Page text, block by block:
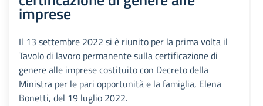
imprese
Il 13 settembre 2022 si è riunito per la prima volta il
Tavolo di lavoro permanente sulla certificazione di
genere alle imprese costituito con Decreto della
Ministra per le pari opportunità e la famiglia, Elena
Bonetti, del 19 luglio 2022.